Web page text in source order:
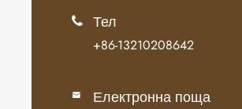
 Тел
+86-13210208642
 Електронна поща